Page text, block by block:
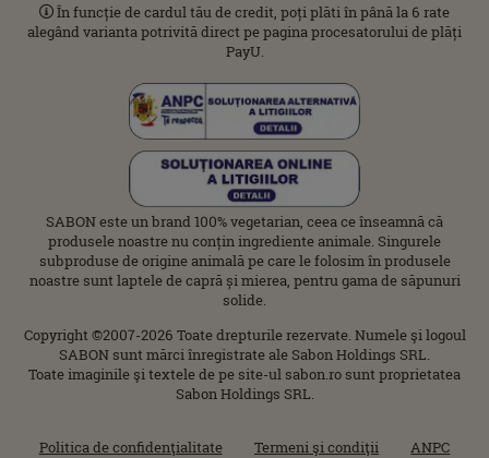
În funcție de cardul tău de credit, poți plăti în până la 6 rate
alegând varianta potrivită direct pe pagina procesatorului de plăți
PayU.
SABON este un brand 100% vegetarian, ceea ce înseamnă că
produsele noastre nu conțin ingrediente animale. Singurele
subproduse de origine animală pe care le folosim în produsele
noastre sunt laptele de capră și mierea, pentru gama de săpunuri
solide.
Copyright ©2007-2026 Toate drepturile rezervate. Numele şi logoul
SABON sunt mărci înregistrate ale Sabon Holdings SRL.
Toate imaginile şi textele de pe site-ul sabon.ro sunt proprietatea
Sabon Holdings SRL.
Politica de confidenţialitate Termeni şi condiţii ANPC